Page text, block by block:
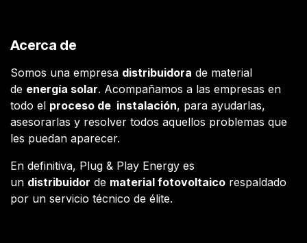
Acerca de
Somos una empresa distribuidora de material
de energía solar. Acompañamos a las empresas en
todo el proceso de instalación, para ayudarlas,
asesorarlas y resolver todos aquellos problemas que
les puedan aparecer.
En definitiva, Plug & Play Energy es
un distribuidor de material fotovoltaico respaldado
por un servicio técnico de élite.